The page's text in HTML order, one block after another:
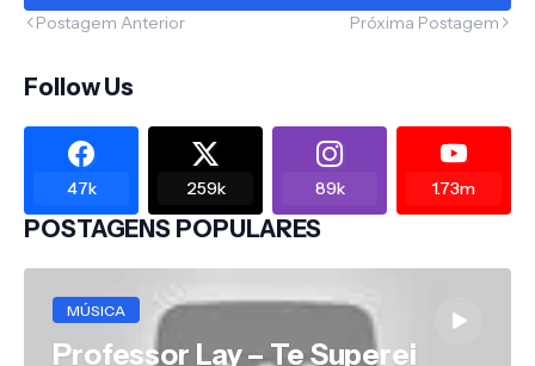
Postagem Anterior Próxima Postagem
Follow Us
47k 259k 89k 1.73m
POSTAGENS POPULARES
MÚSICA
Professor Lay – Te Superei